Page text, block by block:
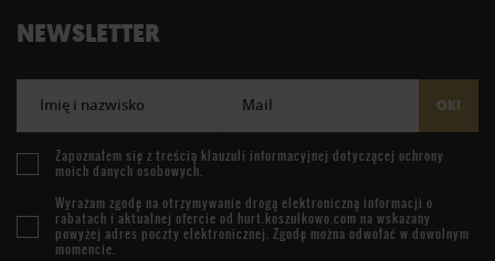
NEWSLETTER
Imię i nazwisko Mail OK!
Zapoznałem się z treścią klauzuli informacyjnej dotyczącej ochrony
moich danych osobowych.
Wyrażam zgodę na otrzymywanie drogą elektroniczną informacji o
rabatach i aktualnej ofercie od hurt.koszulkowo.com na wskazany
powyżej adres poczty elektronicznej. Zgodę można odwołać w dowolnym
momencie.